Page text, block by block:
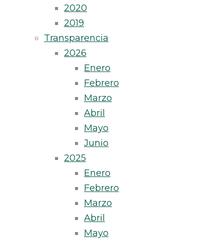
2020
2019
Transparencia
2026
Enero
Febrero
Marzo
Abril
Mayo
Junio
2025
Enero
Febrero
Marzo
Abril
Mayo